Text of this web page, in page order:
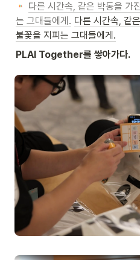
다른 시간속, 같은 박동을 가
는 그대들에게. 다른 시간속, 같
불꽃을 지피는 그대들에게.
PLAI Together를 쌓아가다.